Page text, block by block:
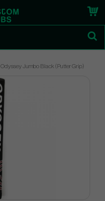
Odyssey Jumbo Black (Putter Grip)